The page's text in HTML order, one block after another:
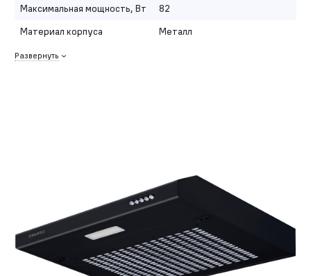
Максимальная мощность, Вт
82
Материал корпуса
Металл
Развернуть